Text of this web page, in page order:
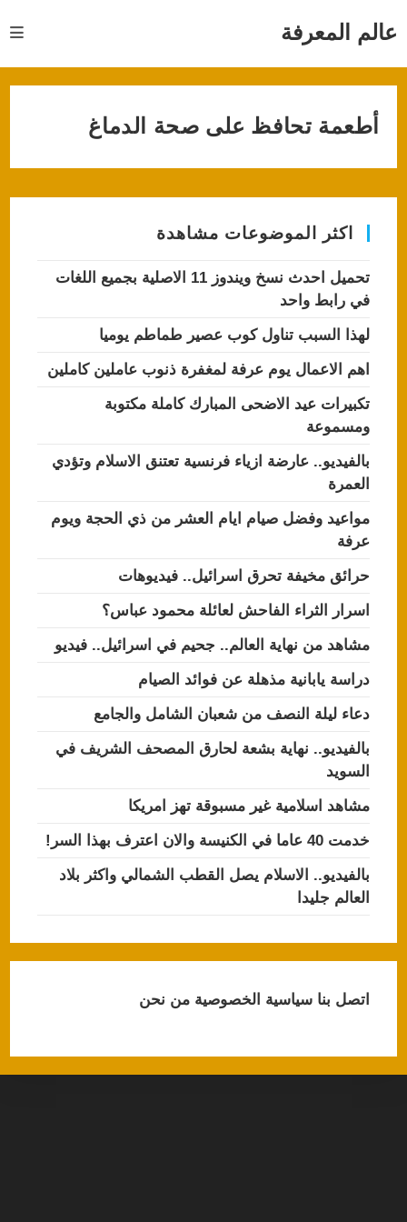
عالم المعرفة
أطعمة تحافظ على صحة الدماغ
اكثر الموضوعات مشاهدة
تحميل احدث نسخ ويندوز 11 الاصلية بجميع اللغات
في رابط واحد
لهذا السبب تناول كوب عصير طماطم يوميا
اهم الاعمال يوم عرفة لمغفرة ذنوب عاملين كاملين
تكبيرات عيد الاضحى المبارك كاملة مكتوبة
ومسموعة
بالفيديو.. عارضة ازياء فرنسية تعتنق الاسلام وتؤدي
العمرة
مواعيد وفضل صيام ايام العشر من ذي الحجة ويوم
عرفة
حرائق مخيفة تحرق اسرائيل.. فيديوهات
اسرار الثراء الفاحش لعائلة محمود عباس؟
مشاهد من نهاية العالم.. جحيم في اسرائيل.. فيديو
دراسة يابانية مذهلة عن فوائد الصيام
دعاء ليلة النصف من شعبان الشامل والجامع
بالفيديو.. نهاية بشعة لحارق المصحف الشريف في
السويد
مشاهد اسلامية غير مسبوقة تهز امريكا
خدمت 40 عاما في الكنيسة والان اعترف بهذا السر!
بالفيديو.. الاسلام يصل القطب الشمالي واكثر بلاد
العالم جليدا
اتصل بناسياسية الخصوصيةمن نحن